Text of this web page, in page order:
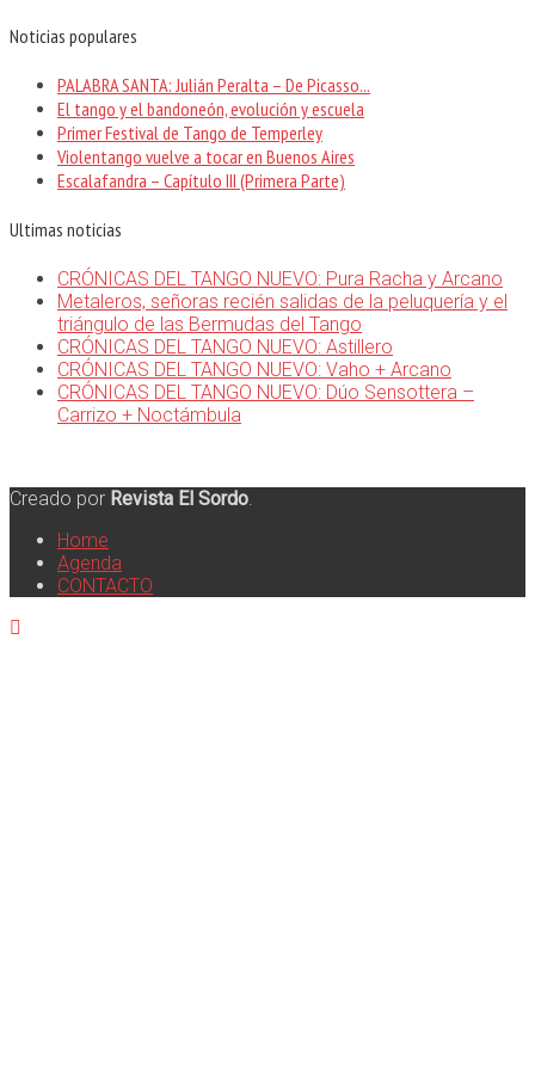
Noticias populares
PALABRA SANTA: Julián Peralta – De Picasso...
El tango y el bandoneón, evolución y escuela
Primer Festival de Tango de Temperley
Violentango vuelve a tocar en Buenos Aires
Escalafandra – Capítulo III (Primera Parte)
Ultimas noticias
CRÓNICAS DEL TANGO NUEVO: Pura Racha y Arcano
Metaleros, señoras recién salidas de la peluquería y el
triángulo de las Bermudas del Tango
CRÓNICAS DEL TANGO NUEVO: Astillero
CRÓNICAS DEL TANGO NUEVO: Vaho + Arcano
CRÓNICAS DEL TANGO NUEVO: Dúo Sensottera –
Carrizo + Noctámbula
Creado por Revista El Sordo
Home
Agenda
CONTACTO